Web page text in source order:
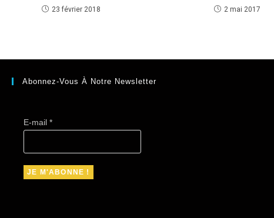
23 février 2018 2 mai 2017
Abonnez-Vous À Notre Newsletter
E-mail *